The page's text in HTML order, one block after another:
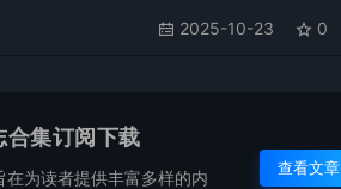
2025-10-23 0
合集订阅下载
在为读者提供丰富多样的内
查看文章